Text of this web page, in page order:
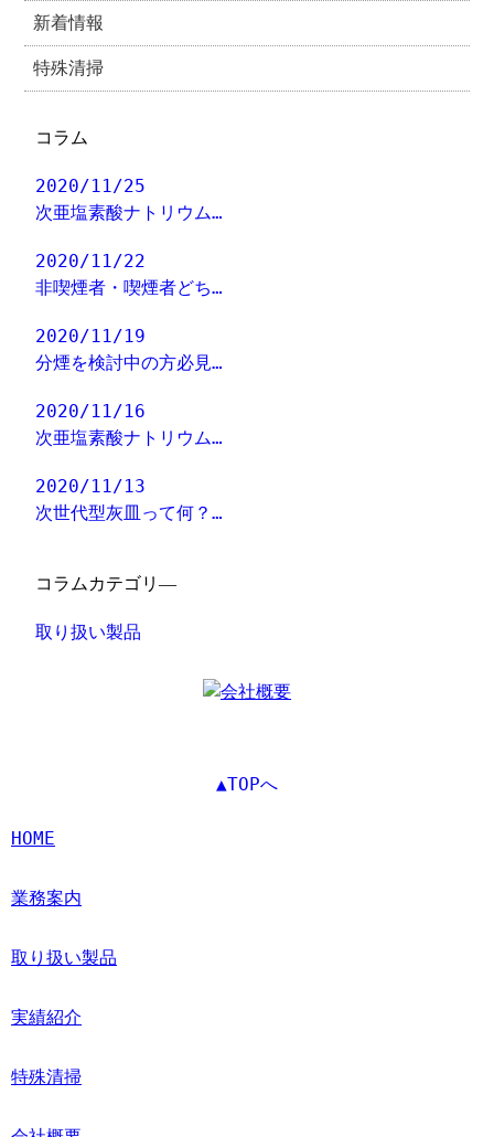
新着情報
特殊清掃
コラム
2020/11/25
次亜塩素酸ナトリウム…
2020/11/22
非喫煙者・喫煙者どち…
2020/11/19
分煙を検討中の方必見…
2020/11/16
次亜塩素酸ナトリウム…
2020/11/13
次世代型灰皿って何？…
コラムカテゴリ―
取り扱い製品
▲TOPへ
HOME
業務案内
取り扱い製品
実績紹介
特殊清掃